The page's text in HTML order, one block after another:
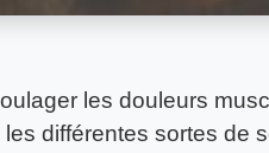
les douleurs
différentes sortes de